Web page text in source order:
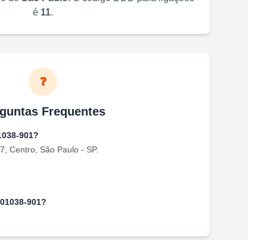
é 11.
❓
Frequentes
901?
Centro São Paulo - SP.
01038-901?